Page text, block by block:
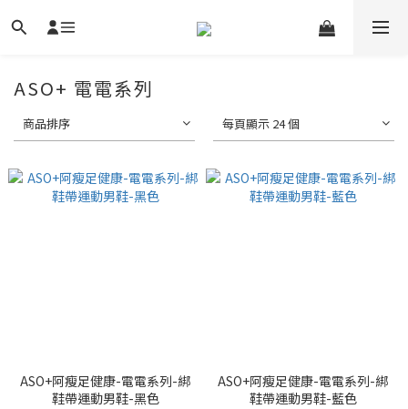
ASO+ 電電系列
商品排序 每頁顯示 24 個
ASO+阿瘦足健康-電電系列-綁
鞋帶運動男鞋-黑色
ASO+阿瘦足健康-電電系列-綁
鞋帶運動男鞋-藍色